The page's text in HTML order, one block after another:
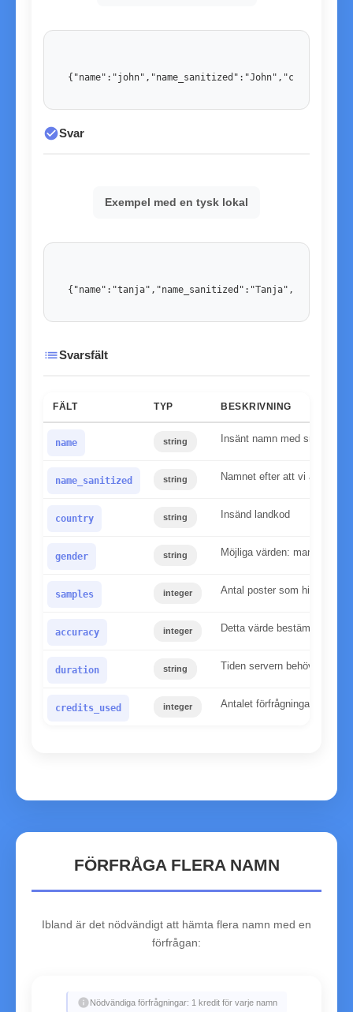
check_circleSvar
Exempel med en tysk lokal
listSvarsfält
FÄLT TYP BESKRIVNING
name string Insänt namn med små
name_sanitized string Namnet efter att vi
country string Insänd landkod
gender string Möjliga värden: man,
samples integer Antal poster som hittats i
accuracy integer Detta värde bestämmer
duration string Tiden servern behövde för
credits_used integer Antalet förfrågningar som
FÖRFRÅGA FLERA NAMN
Ibland är det nödvändigt att hämta flera namn med en
förfrågan:
infoNödvändiga förfrågningar: 1 kredit för varje namn